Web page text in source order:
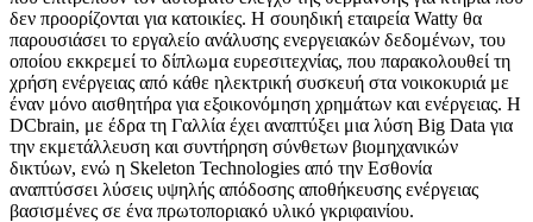
δεν προορίζονται για κατοικίες. Η σουηδική εταιρεία Watty θα
παρουσιάσει το εργαλείο ανάλυσης ενεργειακών δεδομένων, του
οποίου εκκρεμεί το δίπλωμα ευρεσιτεχνίας, που παρακολουθεί τη
χρήση ενέργειας από κάθε ηλεκτρική συσκευή στα νοικοκυριά με
έναν μόνο αισθητήρα για εξοικονόμηση χρημάτων και ενέργειας. Η
DCbrain, με έδρα τη Γαλλία έχει αναπτύξει μια λύση Big Data για
την εκμετάλλευση και συντήρηση σύνθετων βιομηχανικών
δικτύων, ενώ η Skeleton Technologies από την Εσθονία
αναπτύσσει λύσεις υψηλής απόδοσης αποθήκευσης ενέργειας
βασισμένες σε ένα πρωτοποριακό υλικό γκριφαινίου.